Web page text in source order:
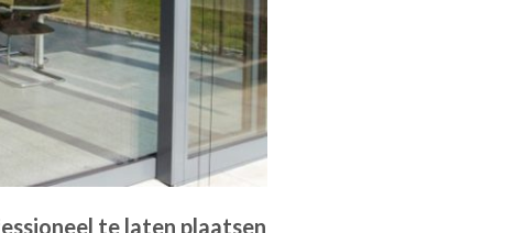
te laten plaatsen